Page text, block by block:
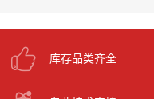
库存品类齐全